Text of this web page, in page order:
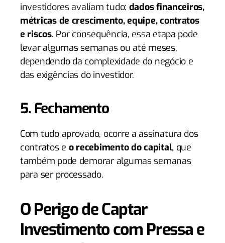
investidores avaliam tudo: dados financeiros,
métricas de crescimento, equipe, contratos
e riscos. Por consequência, essa etapa pode
levar algumas semanas ou até meses,
dependendo da complexidade do negócio e
das exigências do investidor.
5. Fechamento
Com tudo aprovado, ocorre a assinatura dos
contratos e o recebimento do capital, que
também pode demorar algumas semanas
para ser processado.
O Perigo de Captar
Investimento com Pressa e